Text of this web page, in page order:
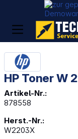
HP Toner W
Artikel-Nr.:
878558
Herst.-Nr.:
W2203X